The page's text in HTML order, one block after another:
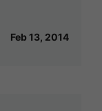
Feb 13, 2014